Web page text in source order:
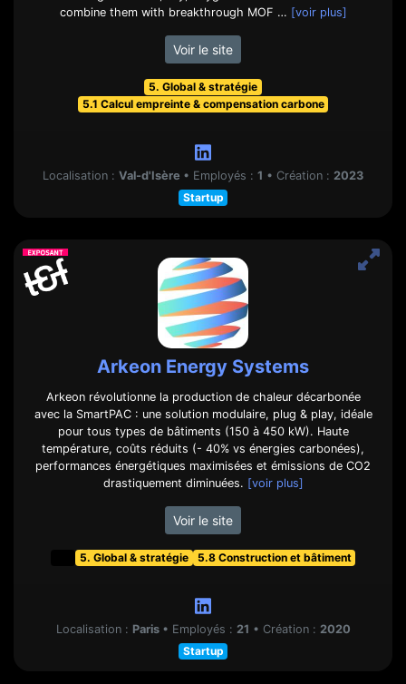
combine them with breakthrough MOF … [voir plus]
Voir le site
5. Global & stratégie
5.1 Calcul empreinte & compensation carbone
Localisation : Val-d'Isère • Employés : 1 • Création : 2023
Startup
Arkeon Energy Systems
Arkeon révolutionne la production de chaleur décarbonée
avec la SmartPAC : une solution modulaire, plug & play, idéale
pour tous types de bâtiments (150 à 450 kW). Haute
température, coûts réduits (- 40% vs énergies carbonées),
performances énergétiques maximisées et émissions de CO2
drastiquement diminuées. [voir plus]
Voir le site
5. Global & stratégie 5.8 Construction et bâtiment
Localisation : Paris • Employés : 21 • Création : 2020
Startup